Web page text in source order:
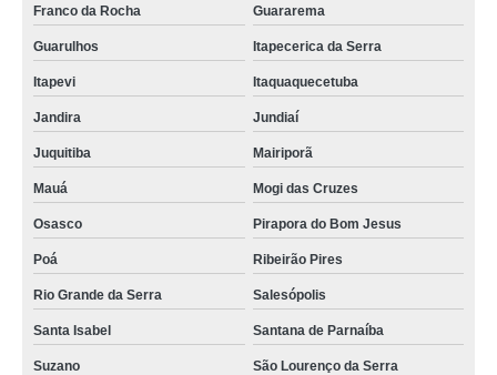
Franco da Rocha Guararema
Guarulhos Itapecerica da Serra
Itapevi Itaquaquecetuba
Jandira Jundiaí
Juquitiba Mairiporã
Mauá Mogi das Cruzes
Osasco Pirapora do Bom Jesus
Poá Ribeirão Pires
Rio Grande da Serra Salesópolis
Santa Isabel Santana de Parnaíba
Suzano São Lourenço da Serra